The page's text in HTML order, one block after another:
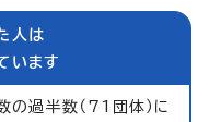
人は
います
過半数（71団体）に